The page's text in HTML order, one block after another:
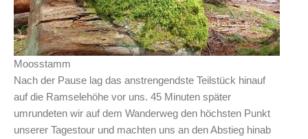
Moosstamm
Nach der Pause lag das anstrengendste Teilstück hinauf
auf die Ramselehöhe vor uns. 45 Minuten später
umrundeten wir auf dem Wanderweg den höchsten Punkt
unserer Tagestour und machten uns an den Abstieg hinab